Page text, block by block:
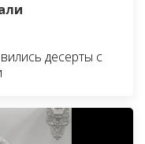
десерты с